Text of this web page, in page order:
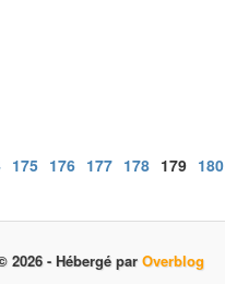
175 176 177 178 179 180
2026 - Hébergé par Overblog